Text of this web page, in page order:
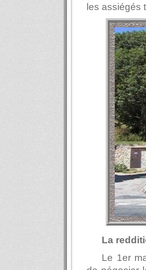
les assiégés
La
Le 1er